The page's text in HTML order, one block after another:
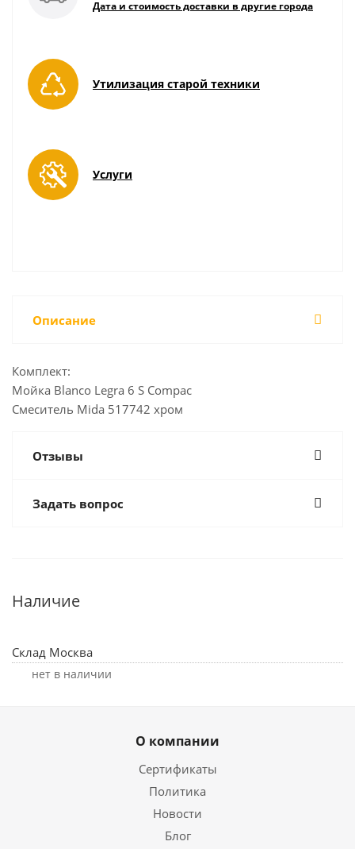
Дата и стоимость доставки в другие города
Утилизация старой техники
Услуги
Описание
Комплект:
Мойка Blanco Legra 6 S Compac
Смеситель Mida 517742 хром
Отзывы
Задать вопрос
Наличие
Склад Москва
Нет в наличии
О компании
Сертификаты
Политика
Новости
Блог